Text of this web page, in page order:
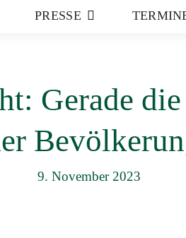
PRESSE
Gerade
9. November 2023